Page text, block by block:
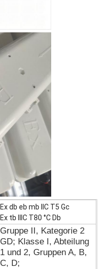
Ex db eb mb IIC T5 Gc
Ex tb IIIC T80 °C Db
Gruppe II, Kategorie 2
GD; Klasse I, Abteilung
1 und 2, Gruppen A, B,
C, D;